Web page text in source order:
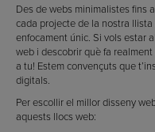
Des de webs minimalistes fins
cada projecte de la nostra
enfocament únic. Si vols estar
web i descobrir què fa
a tu! Estem convençuts que
digitals.
Per escollir el millor disseny
aquests llocs web: